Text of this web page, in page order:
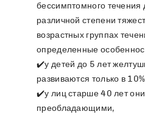
бессимптомного
различной степени
возрастных группах
определенные
✔️у детей до 5 лет
развиваются только в
✔️у лиц старше 40 лет
преобладающими,